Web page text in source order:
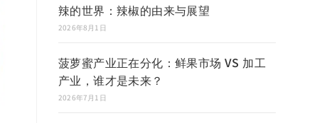
辣的世界：辣椒的由来与展望
2026年8月1日
菠萝蜜产业正在分化：鲜果市场 VS 加工
产业，谁才是未来？
2026年7月1日